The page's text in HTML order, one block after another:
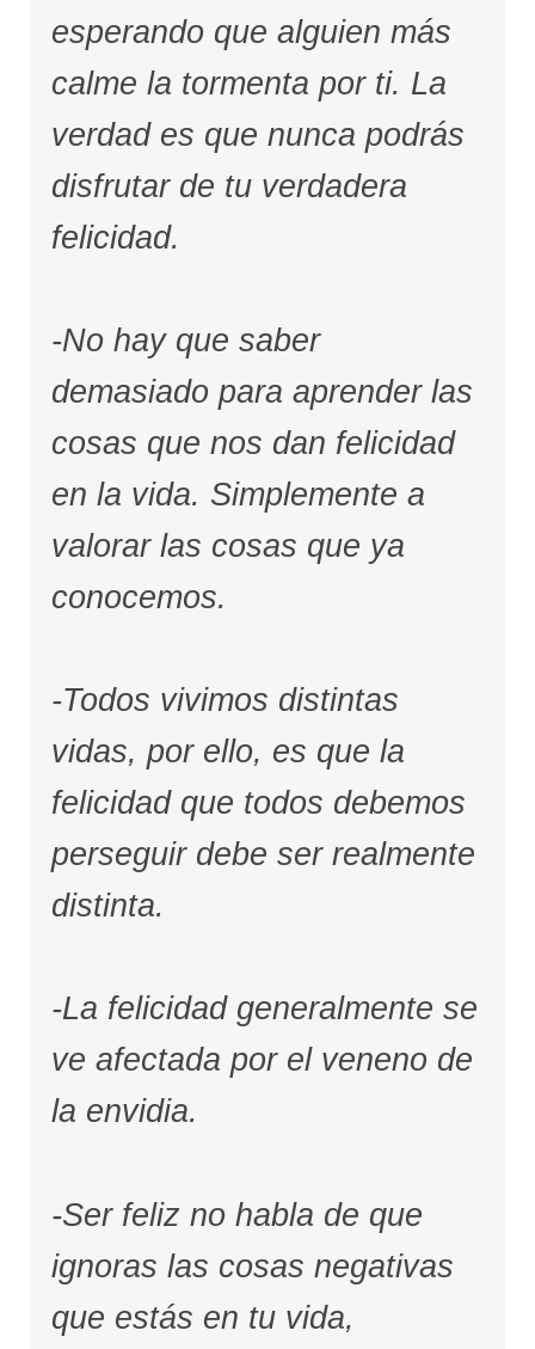
esperando que alguien más
calme la tormenta por ti. La
verdad es que nunca podrás
disfrutar de tu verdadera
felicidad.
-No hay que saber
demasiado para aprender las
cosas que nos dan felicidad
en la vida. Simplemente a
valorar las cosas que ya
conocemos.
-Todos vivimos distintas
vidas, por ello, es que la
felicidad que todos debemos
perseguir debe ser realmente
distinta.
-La felicidad generalmente se
ve afectada por el veneno de
la envidia.
-Ser feliz no habla de que
ignoras las cosas negativas
que estás en tu vida,